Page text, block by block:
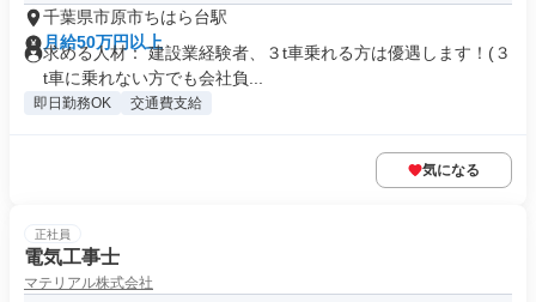
千葉県市原市ちはら台駅
月給50万円以上
求める人材： 建設業経験者、３t車乗れる方は優遇します！(３
t車に乗れない方でも会社負...
即日勤務OK 交通費支給
気になる
正社員
電気工事士
マテリアル株式会社